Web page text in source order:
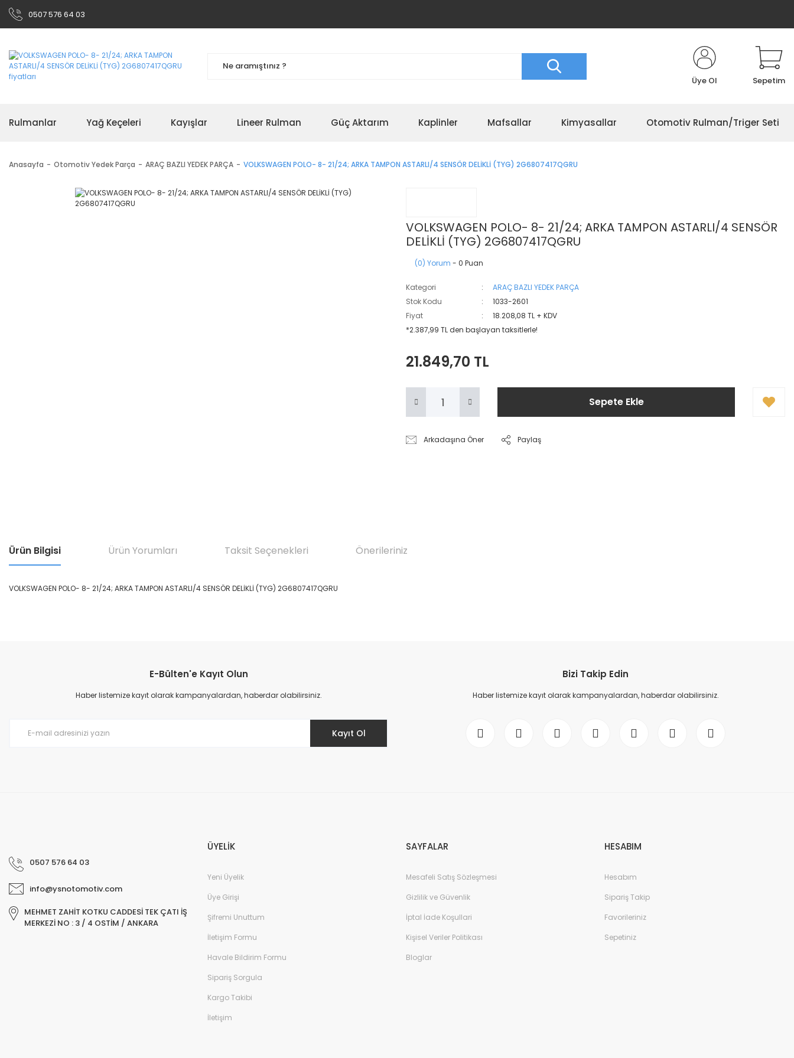
0507 576 64 03
Üye Ol Sepetim
Rulmanlar Yağ Keçeleri Kayışlar Lineer Rulman Güç Aktarım Kaplinler Mafsallar Kimyasallar Otomotiv Rulman/Triger Seti
Anasayfa Otomotiv Yedek Parça ARAÇ BAZLI YEDEK PARÇA VOLKSWAGEN POLO- 8- 21/24; ARKA TAMPON ASTARLI/4 SENSÖR DELİKLİ (TYG) 2G6807417QGRU
VOLKSWAGEN POLO- 8- 21/24; ARKA TAMPON ASTARLI/4 SENSÖR
DELİKLİ (TYG) 2G6807417QGRU
(0) Yorum - 0 Puan
Kategori
ARAÇ BAZLI YEDEK PARÇA
Stok Kodu
1033-2601
Fiyat
18.208,08 TL + KDV
*2.387,99 TL den başlayan taksitlerle!
21.849,70 TL
Sepete Ekle
Arkadaşına Öner Paylaş
Ürün Bilgisi Ürün Yorumları Taksit Seçenekleri Önerileriniz
VOLKSWAGEN POLO- 8- 21/24; ARKA TAMPON ASTARLI/4 SENSÖR DELİKLİ (TYG) 2G6807417QGRU
Ürün resmi kalitesiz, bozuk veya görüntülenemiyor.
Ürün açıklamasında eksik bilgiler bulunuyor.
E-Bülten'e Kayıt Olun
Haber listemize kayıt olarak kampanyalardan, haberdar olabilirsiniz.
Kayıt Ol
Bizi Takip Edin
Haber listemize kayıt olarak kampanyalardan, haberdar olabilirsiniz.
0507 576 64 03
info@ysnotomotiv.com
MEHMET ZAHİT KOTKU CADDESİ TEK ÇATI İŞ
MERKEZİ NO : 3 / 4 OSTİM / ANKARA
ÜYELİK
Yeni Üyelik
Üye Girişi
Şifremi Unuttum
İletişim Formu
Havale Bildirim Formu
Sipariş Sorgula
Kargo Takibi
İletişim
SAYFALAR
Mesafeli Satış Sözleşmesi
Gizlilik ve Güvenlik
İptal İade Koşullari
Kişisel Veriler Politikası
Bloglar
HESABIM
Hesabım
Sipariş Takip
Favorileriniz
Sepetiniz